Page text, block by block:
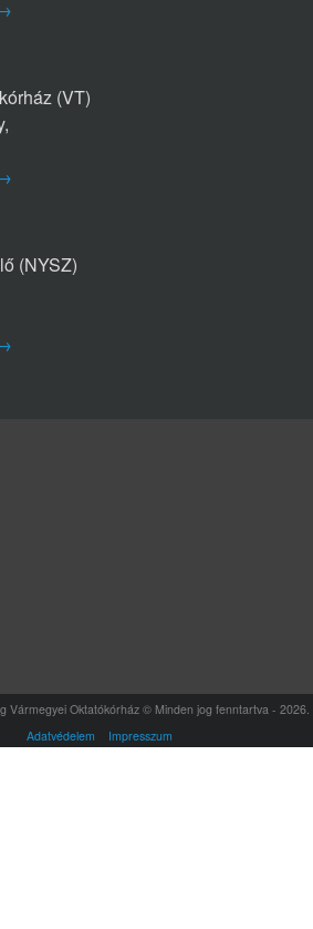
(VT)
(NYSZ)
Vármegyei Oktatókórház © Minden jog fenntartva - 2026.
Adatvédelem
Impresszum